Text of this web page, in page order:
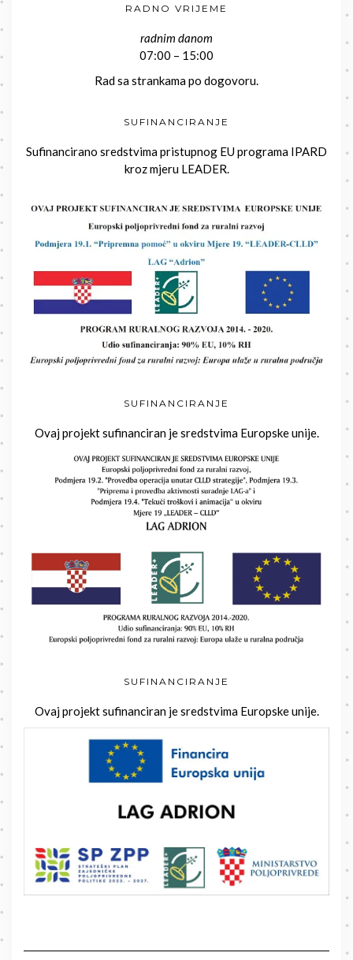
RADNO VRIJEME
radnim danom
07:00 – 15:00
Rad sa strankama po dogovoru.
SUFINANCIRANJE
Sufinancirano sredstvima pristupnog EU programa IPARD
kroz mjeru LEADER.
SUFINANCIRANJE
Ovaj projekt sufinanciran je sredstvima Europske unije.
SUFINANCIRANJE
Ovaj projekt sufinanciran je sredstvima Europske unije.